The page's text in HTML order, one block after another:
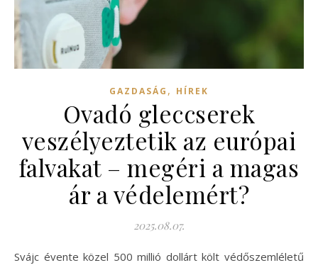
GAZDASÁG , HÍREK
Ovadó gleccserek
veszélyeztetik az európai
falvakat – megéri a magas
ár a védelemért?
2025.08.07.
Svájc évente közel 500 millió dollárt költ védőszemléletű